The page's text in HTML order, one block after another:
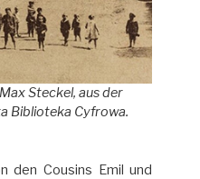
Steckel, aus der
Biblioteka Cyfrowa.
den Cousins Emil und